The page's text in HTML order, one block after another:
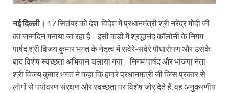
नई दिल्ली। 17 सितंबर को देश-विदेश में प्रधानमंत्री श्री नरेंद्र मोदी जी
का जन्मदिन मनाया जा रहा है। इसी कड़ी में श्रद्धानंद काॅलोनी के निगम
पार्षद श्री विजय कुमार भगत के नेतृत्व में सवेरे-सवेरे पौधारोपण और उसके
बाद विशेष स्वच्छता अभियान चलाया गया। निगम पार्षद और भाजपा नेता
श्री विजय कुमार भगत ने कहा कि हमारे प्रधानमंत्री जी जिस प्रकार से
लोगों से पर्यावरण संरक्षण और स्वच्छता पर विशेष जोर देते हैं, वह अनुकरणीय